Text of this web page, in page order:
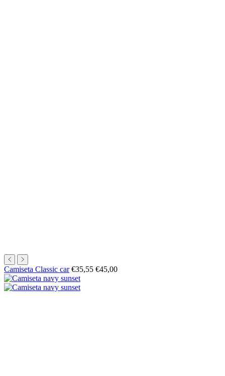
Camiseta Classic car Precio
de
oferta
€35,55 Precio
€45,00